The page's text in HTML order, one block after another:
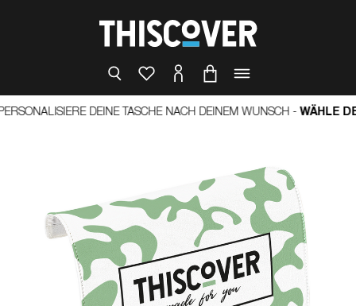
DEINE TASCHE NACH DEINEM WUNSCH -WÄHLE DEIN